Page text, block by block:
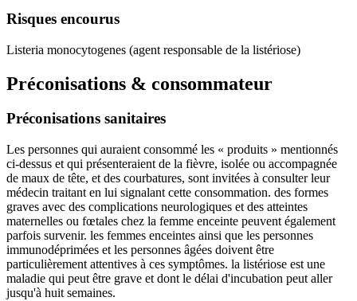
Risques encourus
Listeria monocytogenes (agent responsable de la listériose)
Préconisations & consommateur
Préconisations sanitaires
Les personnes qui auraient consommé les « produits » mentionnés
ci-dessus et qui présenteraient de la fièvre, isolée ou accompagnée
de maux de tête, et des courbatures, sont invitées à consulter leur
médecin traitant en lui signalant cette consommation. des formes
graves avec des complications neurologiques et des atteintes
maternelles ou fœtales chez la femme enceinte peuvent également
parfois survenir. les femmes enceintes ainsi que les personnes
immunodéprimées et les personnes âgées doivent être
particulièrement attentives à ces symptômes. la listériose est une
maladie qui peut être grave et dont le délai d'incubation peut aller
jusqu'à huit semaines.